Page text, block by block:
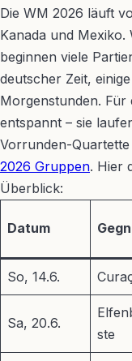
Die WM 2026 läuft
Kanada und Mexiko.
beginnen viele
deutscher Zeit,
Morgenstunden. Für
entspannt – sie
Vorrunden-
2026 Gruppen. Hier
Überblick:
Datum
So, 14.6.
Sa, 20.6.
ste